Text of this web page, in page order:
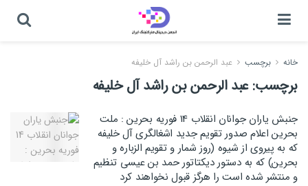
خانه برچسب عبد الرحمن بن راشد آل خلیفه
برچسب:عبد الرحمن بن راشد آل خلیفه
جنبش یاران جوانان انقلاب 14 فوریه بحرین : ملت
بحرین اعلام صدور تقویم جدید اشغالگری آل خلیفه
که به پیروی از شیوه (روز شمار و تقویم الزباره و
بحرین) که به دستور دیکتاتور حمد بن عیسی تنظیم
و منتشر شده است را هرگز قبول نخواهند کرد